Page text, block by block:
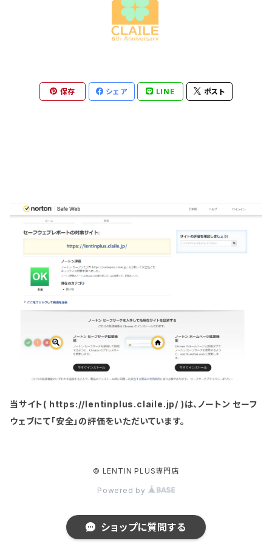
保存 シェア LINE ポスト
当サイト( https://lentinplus.claile.jp/ )は、ノートン セーフ
ウェブにて「安全」の評価をいただいています。
© LENTIN PLUS専門店
Powered by
ショップに質問する